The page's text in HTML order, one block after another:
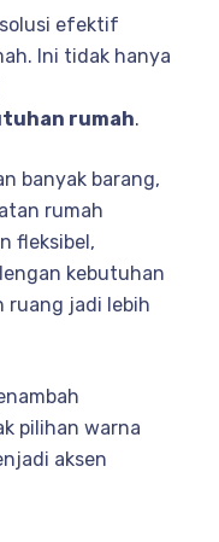
efektif
Ini tidak hanya
rumah.
banyak barang,
rumah
fleksibel,
kebutuhan
ruang jadi lebih
pilihan warna
aksen